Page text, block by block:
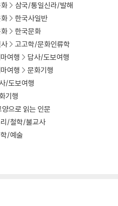
삼국/통일신라/발해
한국사일반
한국문화
고고학/문화인류학
여행
답사/도보여행
여행
문화기행
/도보여행
기행
양으로 읽는 인문
/철학/불교사
/예술